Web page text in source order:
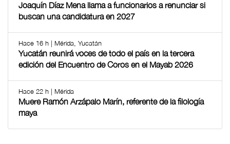
Joaquín Díaz Mena llama a funcionarios a renunciar si
buscan una candidatura en 2027
Hace 16 h | Mérida, Yucatán
Yucatán reunirá voces de todo el país en la tercera
edición del Encuentro de Coros en el Mayab 2026
Hace 22 h | Mérida
Muere Ramón Arzápalo Marín, referente de la filología
maya